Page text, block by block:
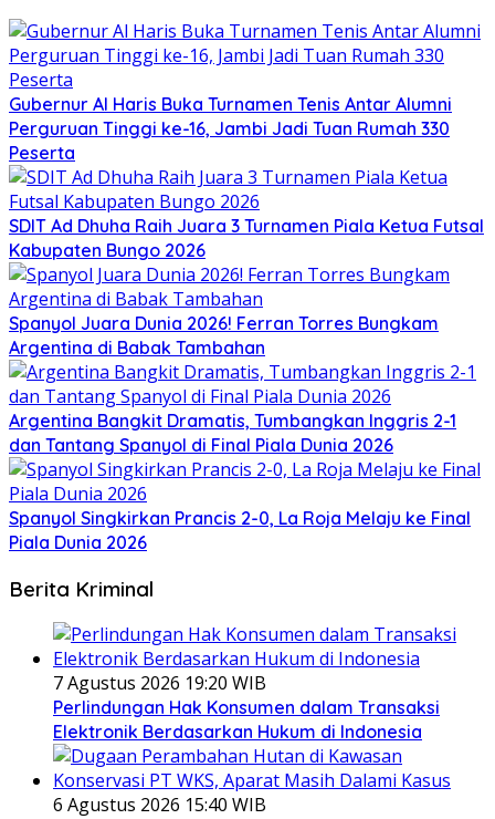
Gubernur Al Haris Buka Turnamen Tenis Antar Alumni
Perguruan Tinggi ke-16, Jambi Jadi Tuan Rumah 330
Peserta
SDIT Ad Dhuha Raih Juara 3 Turnamen Piala Ketua Futsal
Kabupaten Bungo 2026
Spanyol Juara Dunia 2026! Ferran Torres Bungkam
Argentina di Babak Tambahan
Argentina Bangkit Dramatis, Tumbangkan Inggris 2-1
dan Tantang Spanyol di Final Piala Dunia 2026
Spanyol Singkirkan Prancis 2-0, La Roja Melaju ke Final
Piala Dunia 2026
Berita Kriminal
7 Agustus 2026 19:20 WIB
Perlindungan Hak Konsumen dalam Transaksi
Elektronik Berdasarkan Hukum di Indonesia
6 Agustus 2026 15:40 WIB